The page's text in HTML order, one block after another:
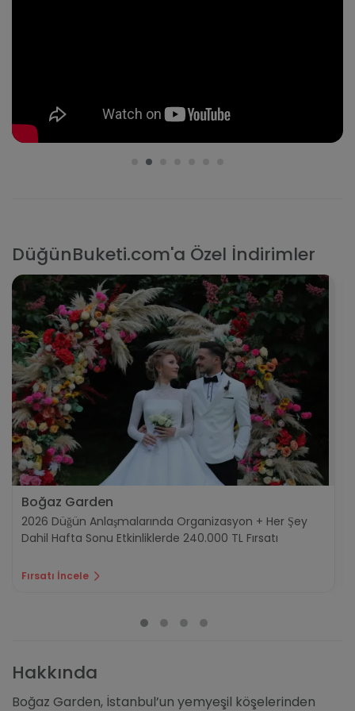
DüğünBuketi.com'a Özel İndirimler
Boğaz Garden
2026 Düğün Anlaşmalarında Organizasyon + Her Şey
Dahil Hafta Sonu Etkinliklerde 240.000 TL Fırsatı
Fırsatı İncele
Hakkında
Boğaz Garden, İstanbul’un yemyeşil köşelerinden